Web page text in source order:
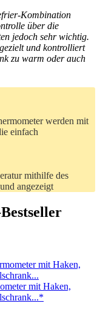
Kombination
über die
jedoch sehr wichtig.
und kontrolliert
zu warm oder auch
werden mit
einfach
mithilfe des
angezeigt
mit Haken,